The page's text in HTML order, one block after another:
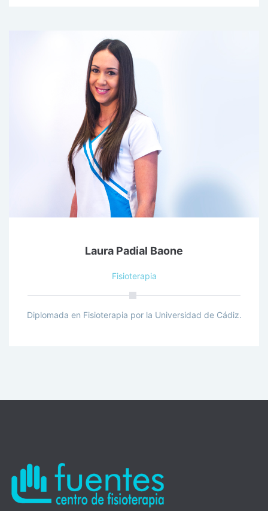
Laura Padial Baone
Fisioterapia
Diplomada en Fisioterapia por la Universidad de Cádiz.